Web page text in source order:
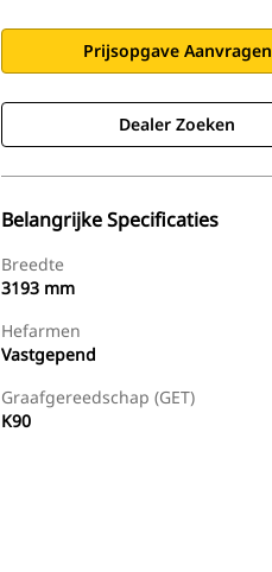
Prijsopgave Aanvragen
Dealer Zoeken
Belangrijke Specificaties
Breedte
3193 mm
Hefarmen
Vastgepend
Graafgereedschap (GET)
K90